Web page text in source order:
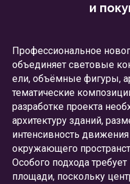
и
Профессиональное
объединяет световые
ели, объёмные фигуры,
тематические
разработке проекта
архитектуру зданий,
интенсивность
окружающего
Особого подхода
площади, поскольку